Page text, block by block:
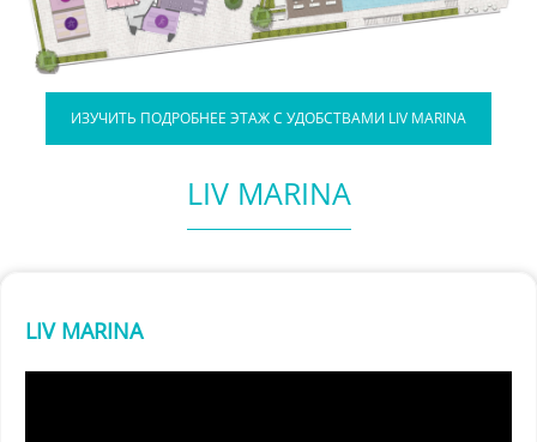
ИЗУЧИТЬ ПОДРОБНЕЕ ЭТАЖ С УДОБСТВАМИ LIV MARINA
LIV MARINA
LIV MARINA